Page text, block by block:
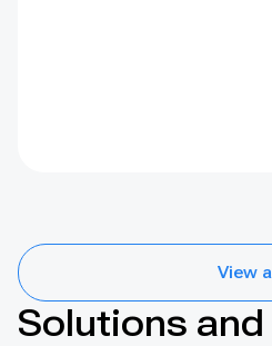
View
Solutions